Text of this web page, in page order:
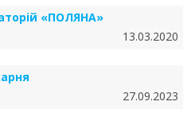
«ПОЛЯНА»
13.03.2020
27.09.2023